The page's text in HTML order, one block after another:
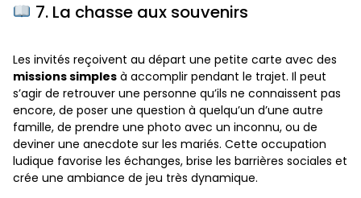
7. La chasse aux souvenirs
Les invités reçoivent au départ une petite carte avec des
missions simples à accomplir pendant le trajet. Il peut
s’agir de retrouver une personne qu’ils ne connaissent pas
encore, de poser une question à quelqu’un d’une autre
famille, de prendre une photo avec un inconnu, ou de
deviner une anecdote sur les mariés. Cette occupation
ludique favorise les échanges, brise les barrières sociales et
crée une ambiance de jeu très dynamique.